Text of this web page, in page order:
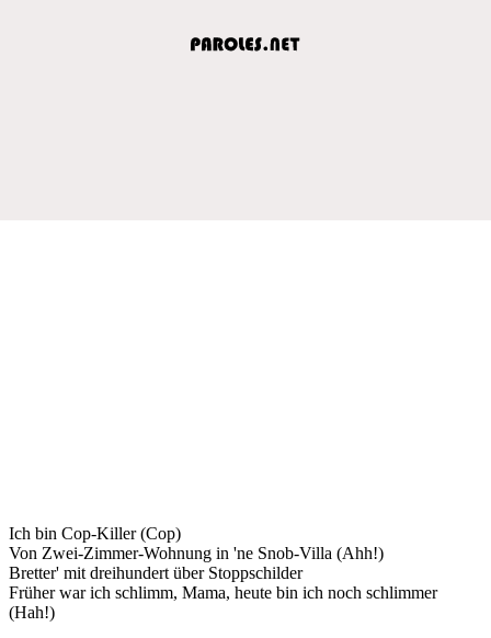
Ich bin Cop-Killer (Cop)
Von Zwei-Zimmer-Wohnung in 'ne Snob-Villa (Ahh!)
Bretter' mit dreihundert über Stoppschilder
Früher war ich schlimm, Mama, heute bin ich noch schlimmer
(Hah!)